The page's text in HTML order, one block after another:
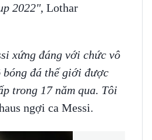
2022", Lothar
xứng đáng với chức vô
đá thế giới được
trong 17 năm qua. Tôi
ngợi ca Messi.